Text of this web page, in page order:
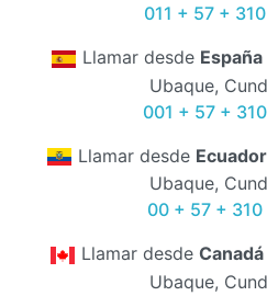
011 + 57 +
Llamar desde España
Ubaque,
001 + 57 +
Llamar desde Ecuador
Ubaque,
00 + 57 +
Llamar desde Canadá
Ubaque,